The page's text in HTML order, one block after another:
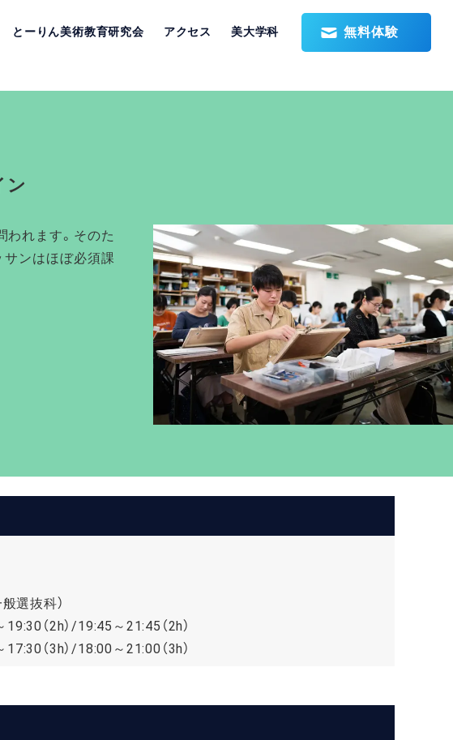
とーりん美術教育研究会 アクセス 美大学科 無料体験
ン
れます。そのた
サンはほぼ必須課
般選抜科）
（2h）/19:45～21:45（2h）
（3h）/18:00～21:00（3h）